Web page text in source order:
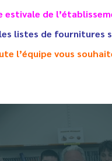
estivale de
listes de fournitures
l’équipe vous
eu l’honneur de
un chèque de 1000
de défense qui
et de son